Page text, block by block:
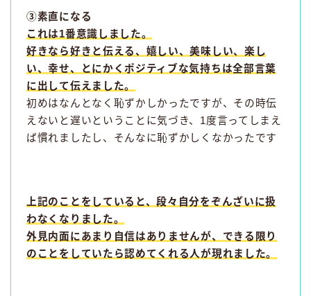
③素直になる
これは1番意識しました。
好きなら好きと伝える、嬉しい、美味しい、楽し
い、幸せ、とにかくポジティブな気持ちは全部言葉
に出して伝えました。
初めはなんとなく恥ずかしかったですが、その時伝
えないと遅いということに気づき、1度言ってしまえ
ば慣れましたし、そんなに恥ずかしくなかったです
上記のことをしていると、段々自分をぞんざいに扱
わなくなりました。
外見内面にあまり自信はありませんが、できる限り
のことをしていたら認めてくれる人が現れました。